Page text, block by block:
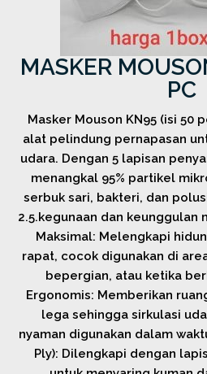
MASKER
PC
Masker Mouson KN95 (isi 50
alat pelindung pernapasan
udara. Dengan 5 lapisan
menangkal 95% partikel
serbuk sari, bakteri, dan
2.5.kegunaan dan keunggulan
Maksimal: Melengkapi
rapat, cocok digunakan di
bepergian, atau ketika
Ergonomis: Memberikan
lega sehingga sirkulasi
nyaman digunakan dalam
Ply): Dilengkapi dengan